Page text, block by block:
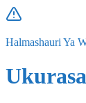
Halmashauri Ya